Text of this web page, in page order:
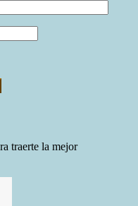
traerte la mejor